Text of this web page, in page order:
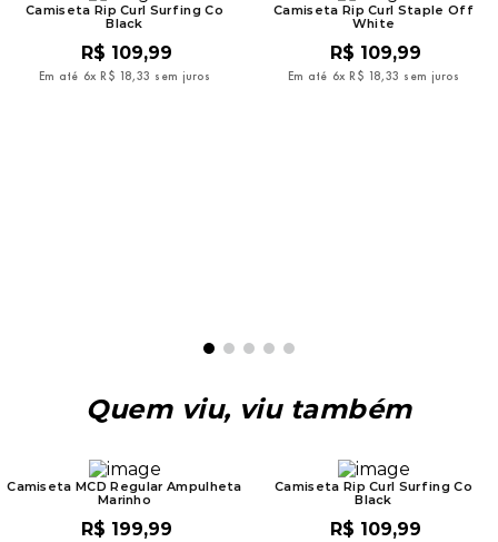
Camiseta Rip Curl Surfing Co
Black
R$ 109,99
Em até 6x R$ 18,33 sem juros
Camiseta Rip Curl Staple Off
White
R$ 109,99
Em até 6x R$ 18,33 sem juros
Quem viu, viu também
Camiseta MCD Regular Ampulheta
Marinho
R$ 199,99
Camiseta Rip Curl Surfing Co
Black
R$ 109,99